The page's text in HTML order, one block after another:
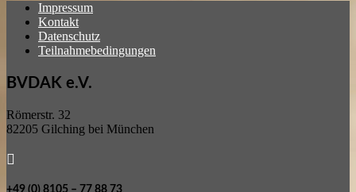
Impressum
Kontakt
Datenschutz
Teilnahmebedingungen
BVDAK e.V.
Römerstr. 32
82205 Gilching bei München

+49 (0) 8105 – 77 88 73